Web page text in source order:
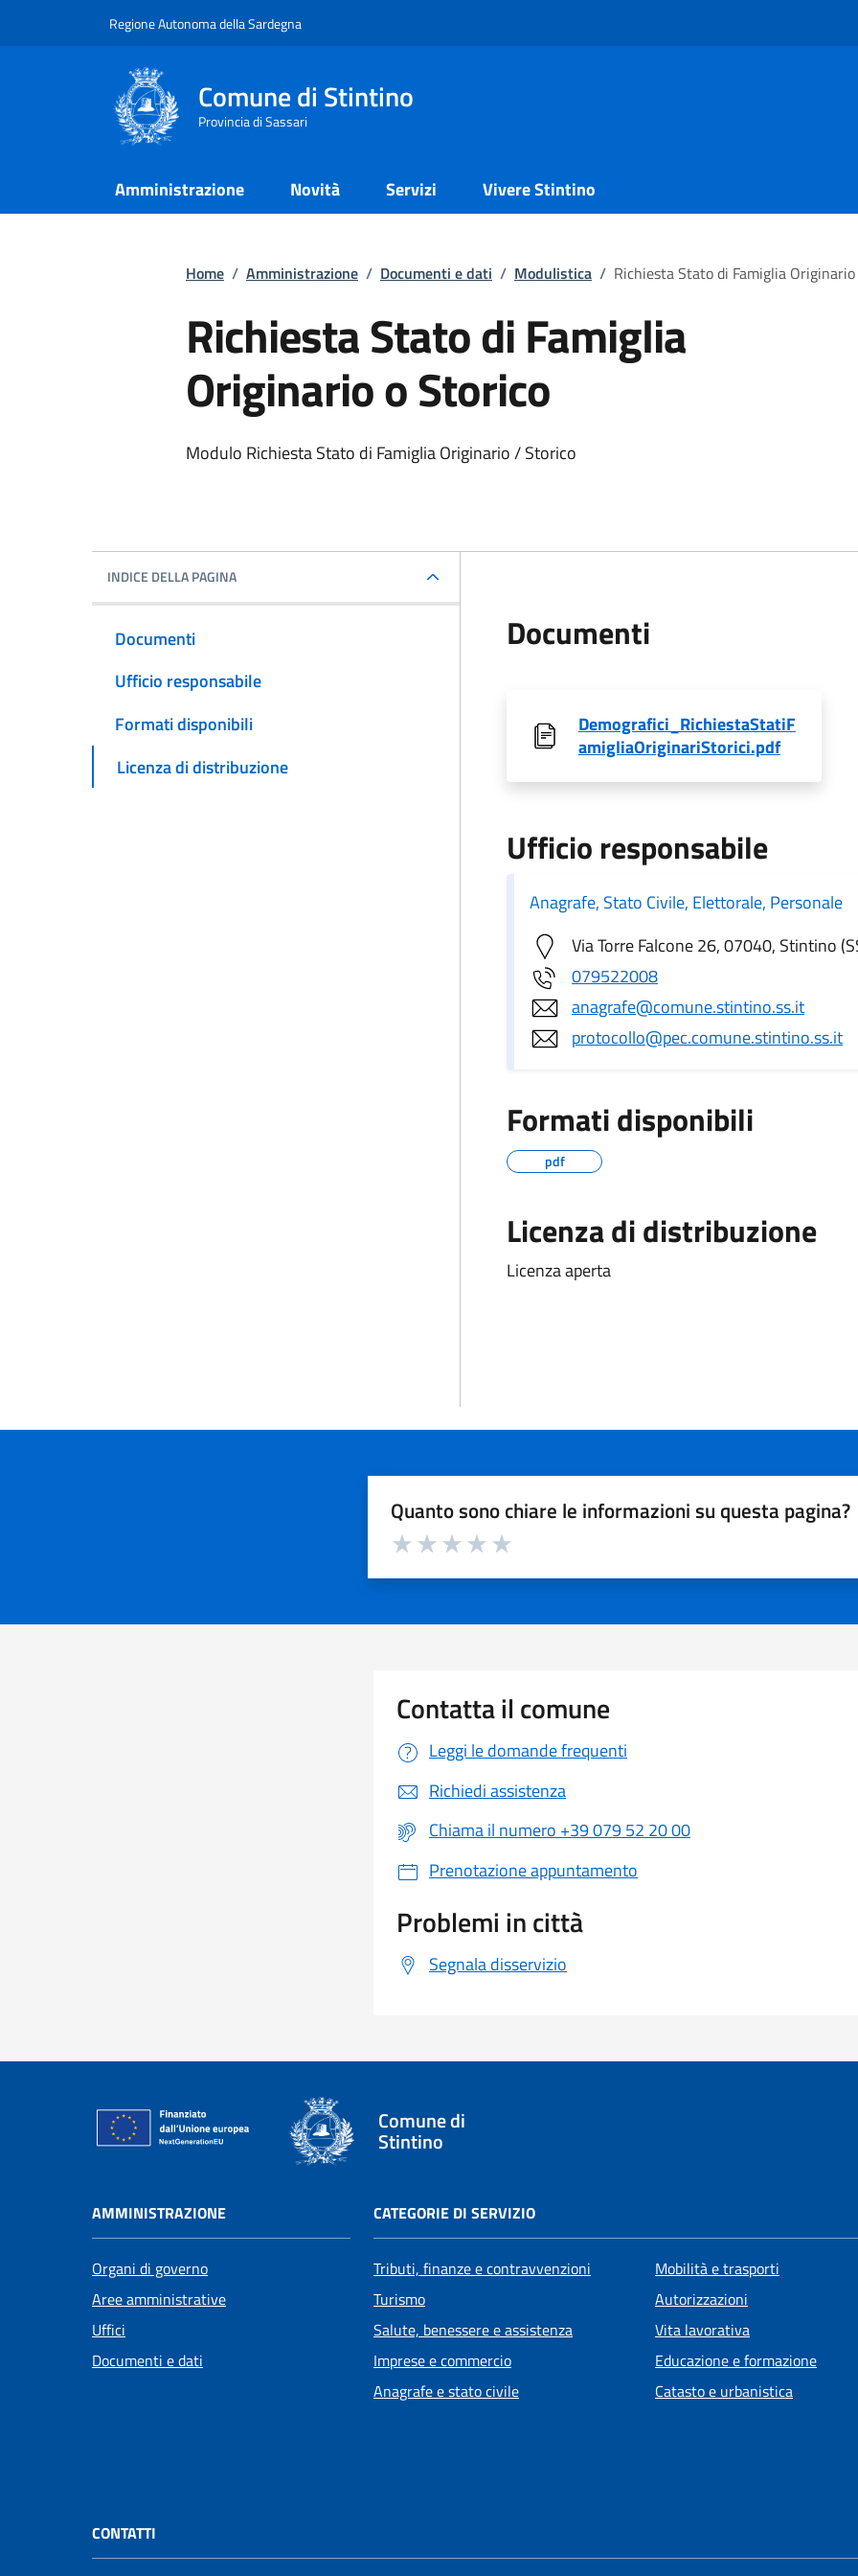
Regione Autonoma della Sardegna
Comune di Stintino
Provincia di Sassari
Amministrazione Novità Servizi Vivere Stintino
Home / Amministrazione / Documenti e dati / Modulistica / Richiesta Stato di Famiglia
Richiesta Stato di Famiglia
Originario o Storico
Modulo Richiesta Stato di Famiglia Originario / Storico
INDICE DELLA PAGINA
Documenti
Ufficio responsabile
Formati disponibili
Licenza di distribuzione
Documenti
Demografici_RichiestaStatiF
amigliaOriginariStorici.pdf
Ufficio responsabile
Anagrafe, Stato Civile, Elettorale, Personale
Via Torre Falcone 26, 07040, Stintino
079522008
anagrafe@comune.stintino.ss.it
protocollo@pec.comune.stintino.ss.it
Formati disponibili
pdf
Licenza di distribuzione
Licenza aperta
Quanto sono chiare le informazioni su questa pagina?
Valuta da 1 a 5 stelle la pagina
Contatta il comune
Leggi le domande frequenti
Richiedi assistenza
Chiama il numero +39 079 52 20 00
Prenotazione appuntamento
Problemi in città
Segnala disservizio
Comune di
Stintino
AMMINISTRAZIONE
Organi di governo
Aree amministrative
Uffici
Documenti e dati
CATEGORIE DI SERVIZIO
Tributi, finanze e contravvenzioni
Turismo
Salute, benessere e assistenza
Imprese e commercio
Anagrafe e stato civile
Mobilità e trasporti
Autorizzazioni
Vita lavorativa
Educazione e formazione
Catasto e urbanistica
CONTATTI